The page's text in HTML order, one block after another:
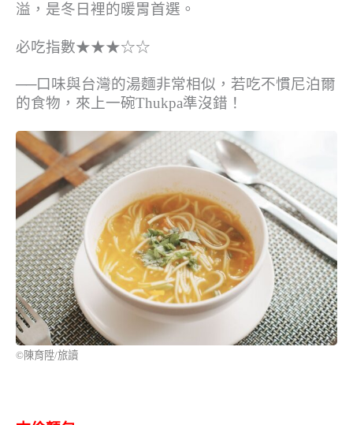
溢，是冬日裡的暖胃首選。
必吃指數★★★☆☆
──口味與台灣的湯麵非常相似，若吃不慣尼泊爾
的食物，來上一碗Thukpa準沒錯！
©陳育陞/旅讀